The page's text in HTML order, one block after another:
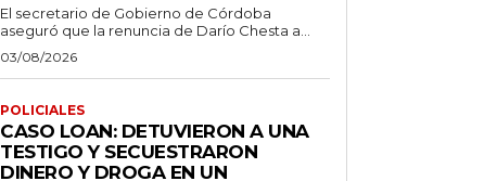
El secretario de Gobierno de Córdoba
aseguró que la renuncia de Darío Chesta a...
03/08/2026
POLICIALES
CASO LOAN: DETUVIERON A UNA
TESTIGO Y SECUESTRARON
DINERO Y DROGA EN UN